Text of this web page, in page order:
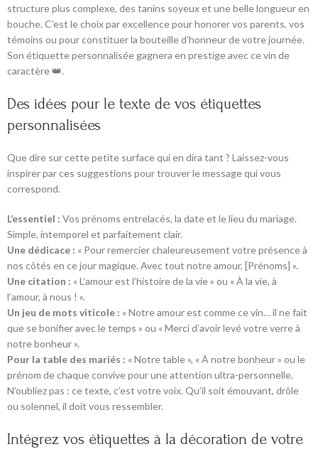
structure plus complexe, des tanins soyeux et une belle longueur en
bouche. C’est le choix par excellence pour honorer vos parents, vos
témoins ou pour constituer la bouteille d’honneur de votre journée.
Son étiquette personnalisée gagnera en prestige avec ce vin de
caractère 👑.
Des idées pour le texte de vos étiquettes
personnalisées
Que dire sur cette petite surface qui en dira tant ? Laissez-vous
inspirer par ces suggestions pour trouver le message qui vous
correspond.
L’essentiel : Vos prénoms entrelacés, la date et le lieu du mariage.
Simple, intemporel et parfaitement clair.
Une dédicace : « Pour remercier chaleureusement votre présence à
nos côtés en ce jour magique. Avec tout notre amour, [Prénoms] ».
Une citation : « L’amour est l’histoire de la vie » ou « À la vie, à
l’amour, à nous ! ».
Un jeu de mots viticole : « Notre amour est comme ce vin… il ne fait
que se bonifier avec le temps » ou « Merci d’avoir levé votre verre à
notre bonheur ».
Pour la table des mariés : « Notre table », « À notre bonheur » ou le
prénom de chaque convive pour une attention ultra-personnelle.
N’oubliez pas : ce texte, c’est votre voix. Qu’il soit émouvant, drôle
ou solennel, il doit vous ressembler.
Intégrez vos étiquettes à la décoration de votre